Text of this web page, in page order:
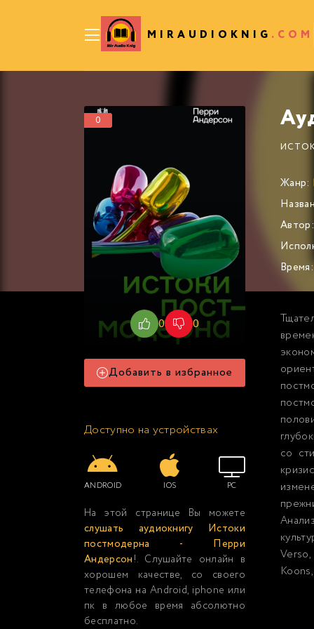
MIRAUDIOKNIG .COM
0
0 0
Добавить в избранное
Доступно на устройствах
ANDROID IOS PC
На этой странице Вы можете
слушать аудиокнигу Истоки
постмодерна - Перри
Андерсон!. Слушайте онлайн в
хорошем качестве, со своего
телефона на Android, iphone или
пк в любое время абсолютно
бесплатно.
Жанр:
Автор:
Время:
со